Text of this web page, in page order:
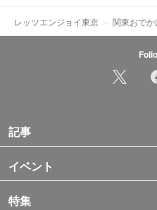
レッツエンジョイ東京 関東おでか
記事
イベント
特集